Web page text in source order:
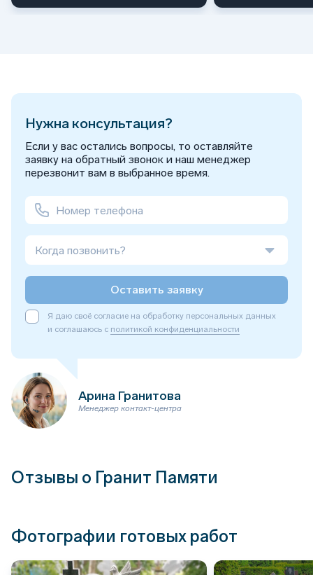
Нужна консультация?
Если у вас остались вопросы, то оставляйте
заявку на обратный звонок и наш менеджер
перезвонит вам в выбранное время.
Когда позвонить?
Оставить заявку
Я даю своё согласие на обработку персональных данных
и соглашаюсь с политикой конфиденциальности
Арина Гранитова
Менеджер контакт-центра
Отзывы о Гранит Памяти
Фотографии готовых работ